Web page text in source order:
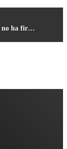
La intendencia de Cerro Largo aun no ha firmado el nuevo convenio con el INBA